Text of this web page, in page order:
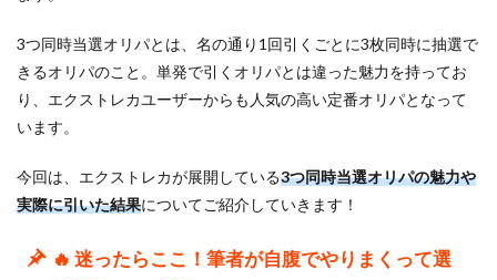
3つ同時当選オリパとは、名の通り1回引くごとに3枚同時に抽選で
きるオリパのこと。単発で引くオリパとは違った魅力を持ってお
り、エクストレカユーザーからも人気の高い定番オリパとなって
います。
今回は、エクストレカが展開している3つ同時当選オリパの魅力や
実際に引いた結果についてご紹介していきます！
🔥 迷ったらここ！筆者が自腹でやりまくって選